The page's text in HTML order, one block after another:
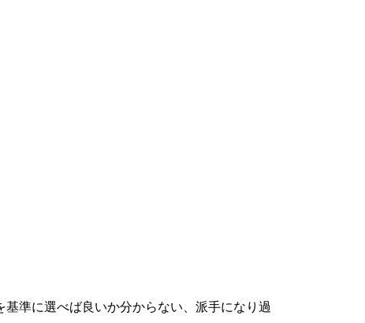
準に選べば良いか分からない、派手になり過